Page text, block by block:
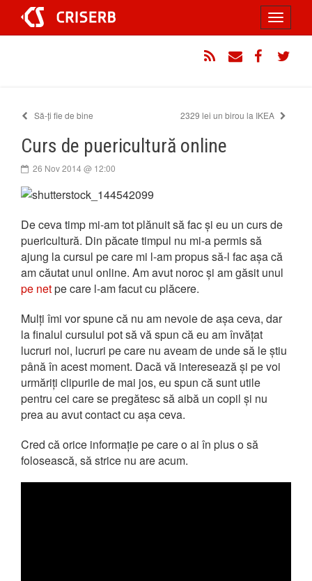
conținut
Toggle
Să-ți fie de bine 2329 lei un birou la IKEA
Curs de puericultură online
26 Nov 2014 @ 12:00
De ceva timp mi-am tot plănuit să fac și eu un curs de
puericultură. Din păcate timpul nu mi-a permis să
ajung la cursul pe care mi l-am propus să-l fac așa că
am căutat unul online. Am avut noroc și am găsit unul
pe netpe care l-am facut cu plăcere.
Mulți îmi vor spune că nu am nevoie de așa ceva, dar
la finalul cursului pot să vă spun că eu am învățat
lucruri noi, lucruri pe care nu aveam de unde să le știu
până în acest moment. Dacă vă interesează și pe voi
urmăriți clipurile de mai jos, eu spun că sunt utile
pentru cei care se pregătesc să aibă un copil și nu
prea au avut contact cu așa ceva.
Cred că orice informație pe care o ai în plus o să
folosească, să strice nu are acum.